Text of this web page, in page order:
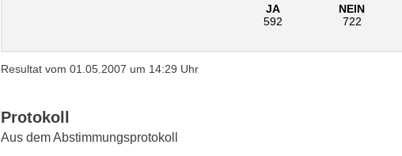
JA
592
NEIN
722
Resultat vom 01.05.2007 um 14:29 Uhr
Protokoll
Aus dem Abstimmungsprotokoll